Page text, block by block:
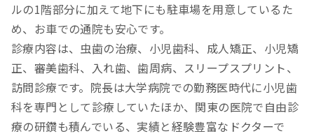
ルの1階部分に加えて地下にも駐車場を用意しているた
め、お車での通院も安心です。
診療内容は、虫歯の治療、小児歯科、成人矯正、小児矯
正、審美歯科、入れ歯、歯周病、スリープスプリント、
訪問診療です。院長は大学病院での勤務医時代に小児歯
科を専門として診療していたほか、関東の医院で自由診
療の研鑽も積んでいる、実績と経験豊富なドクターで